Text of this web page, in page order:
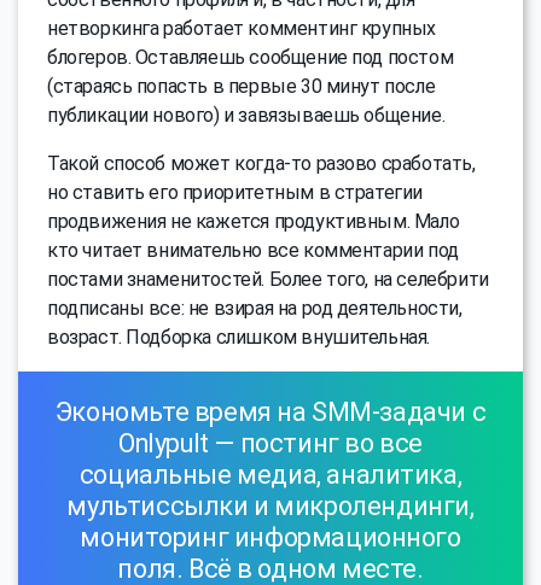
нетворкинга работает комментинг крупных
блогеров. Оставляешь сообщение под постом
(стараясь попасть в первые 30 минут после
публикации нового) и завязываешь общение.
Такой способ может когда-то разово сработать,
но ставить его приоритетным в стратегии
продвижения не кажется продуктивным. Мало
кто читает внимательно все комментарии под
постами знаменитостей. Более того, на селебрити
подписаны все: не взирая на род деятельности,
возраст. Подборка слишком внушительная.
Экономьте время на SMM-задачи с
Onlypult — постинг во все
социальные медиа, аналитика,
мультиссылки и микролендинги,
мониторинг информационного
поля. Всё в одном месте.